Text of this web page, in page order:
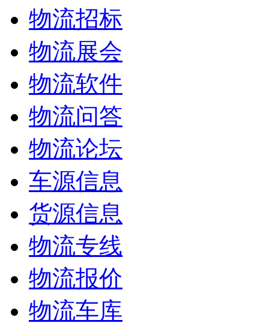
物流招标
物流展会
物流软件
物流问答
物流论坛
车源信息
货源信息
物流专线
物流报价
物流车库